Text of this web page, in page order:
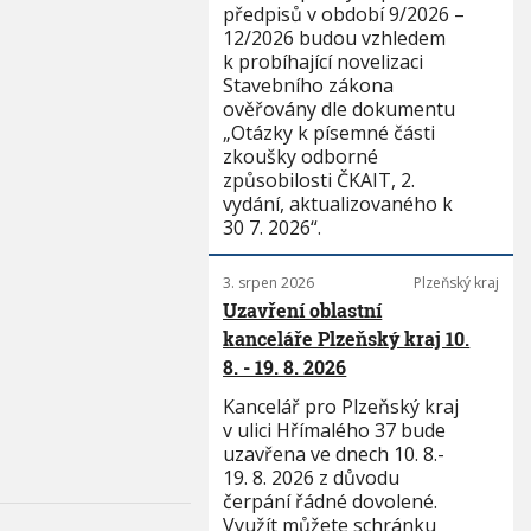
předpisů v období 9/2026 –
12/2026 budou vzhledem
k probíhající novelizaci
Stavebního zákona
ověřovány dle dokumentu
„Otázky k písemné části
zkoušky odborné
způsobilosti ČKAIT, 2.
vydání, aktualizovaného k
30 7. 2026“.
3. srpen 2026 Plzeňský kraj
Uzavření oblastní
kanceláře Plzeňský kraj 10.
8. - 19. 8. 2026
Kancelář pro Plzeňský kraj
v ulici Hřímalého 37 bude
uzavřena ve dnech 10. 8.-
19. 8. 2026 z důvodu
čerpání řádné dovolené.
Využít můžete schránku